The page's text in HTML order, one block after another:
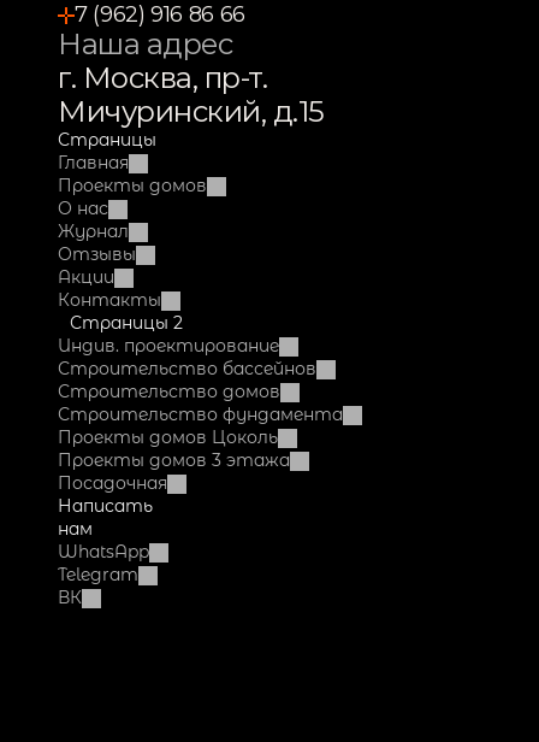
7 (962) 916 86 66
Наша адрес
г. Москва, пр-т.
Мичуринский, д.15
Страницы
Главная
Проекты домов
О нас
Журнал
Отзывы
Акции
Контакты
Страницы 2
Индив. проектирование
Строительство бассейнов
Строительство домов
Строительство фундамента
Проекты домов Цоколь
Проекты домов 3 этажа
Посадочная
Написать
нам
WhatsApp
Telegram
ВК